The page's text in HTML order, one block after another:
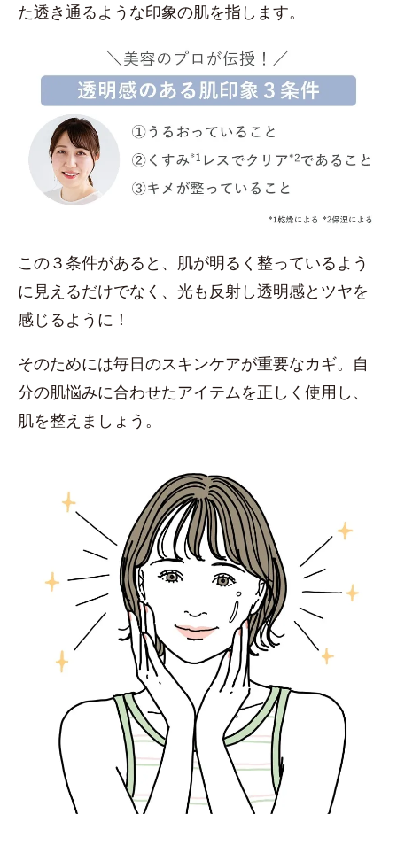
た透き通るような印象の肌を指します。
この３条件があると、肌が明るく整っているよう
に見えるだけでなく、光も反射し透明感とツヤを
感じるように！
そのためには毎日のスキンケアが重要なカギ。自
分の肌悩みに合わせたアイテムを正しく使用し、
肌を整えましょう。